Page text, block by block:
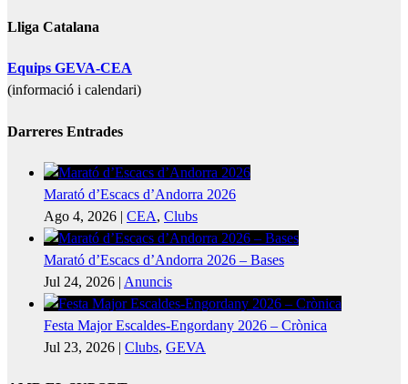
Lliga Catalana
Equips GEVA-CEA
(informació i calendari)
Darreres Entrades
Marató d’Escacs d’Andorra 2026
Ago 4, 2026 | CEA, Clubs
Marató d’Escacs d’Andorra 2026 – Bases
Jul 24, 2026 | Anuncis
Festa Major Escaldes-Engordany 2026 – Crònica
Jul 23, 2026 | Clubs, GEVA